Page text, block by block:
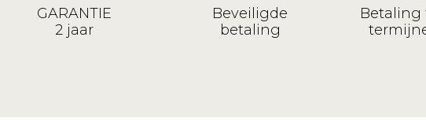
GARANTIE
2 jaar
Beveiligde
betaling
Betaling